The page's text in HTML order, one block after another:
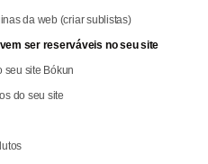
da web (criar sublistas)
ser reserváveis no seu site
seu site Bókun
do seu site